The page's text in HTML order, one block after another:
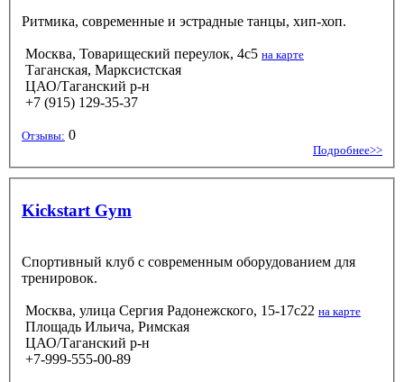
Ритмика, современные и эстрадные танцы, хип-хоп.
Москва, Товарищеский переулок, 4с5 на карте
Таганская, Марксистская
ЦАО/Таганский р-н
+7 (915) 129-35-37
Отзывы: 0
Подробнее>>
Kickstart Gym
Спортивный клуб с современным оборудованием для
тренировок.
Москва, улица Сергия Радонежского, 15-17с22 на карте
Площадь Ильича, Римская
ЦАО/Таганский р-н
+7-999-555-00-89